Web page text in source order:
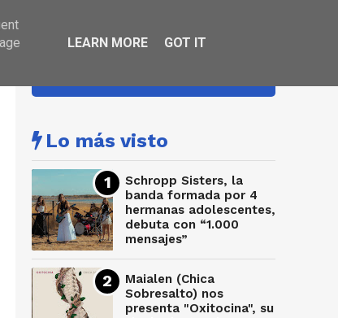
Lo más visto
Schropp Sisters, la
banda formada por 4
hermanas adolescentes,
debuta con “1.000
mensajes”
Maialen (Chica
Sobresalto) nos
presenta "Oxitocina", su
LEARN MORE GOT IT